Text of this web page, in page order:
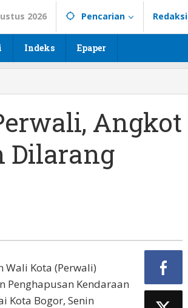
2026 Pencarian Redaksi
Indeks Epaper
Angkot
Dilarang
Wali Kota (Perwali)
Penghapusan Kendaraan
Kota Bogor, Senin